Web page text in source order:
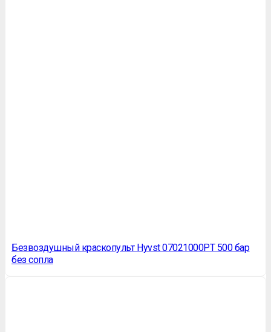
Безвоздушный краскопульт Hyvst 07021000PT 500 бар
без сопла